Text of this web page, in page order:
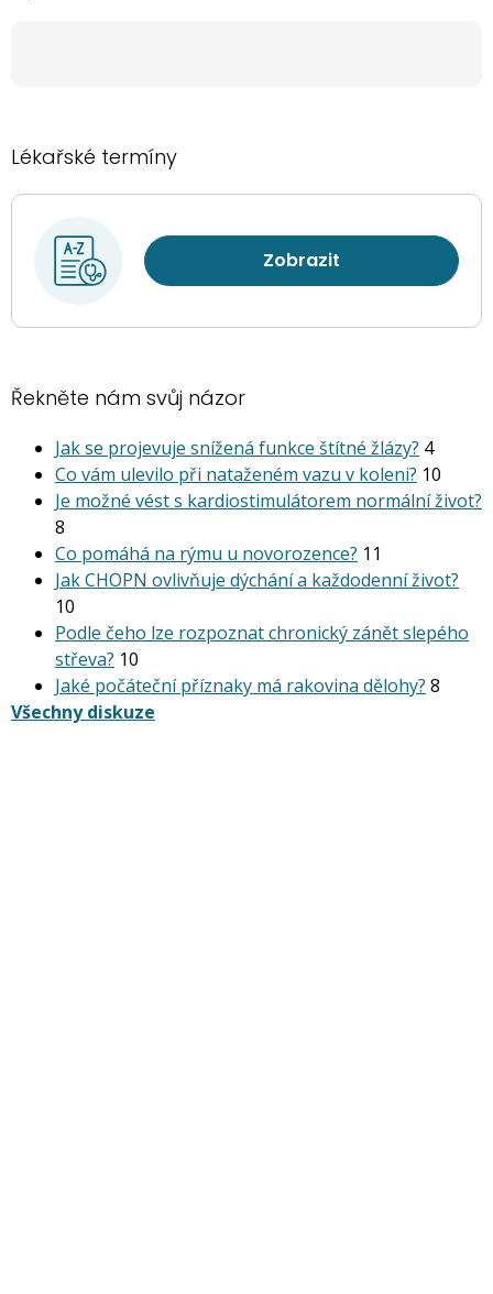
Lékařské termíny
Zobrazit
Řekněte nám svůj názor
Jak se projevuje snížená funkce štítné žlázy? 4
Co vám ulevilo při nataženém vazu v koleni? 10
Je možné vést s kardiostimu­látorem normální život?
8
Co pomáhá na rýmu u novorozence? 11
Jak CHOPN ovlivňuje dýchání a každodenní život?
10
Podle čeho lze rozpoznat chronický zánět slepého
střeva? 10
Jaké počáteční příznaky má rakovina dělohy? 8
Všechny diskuze